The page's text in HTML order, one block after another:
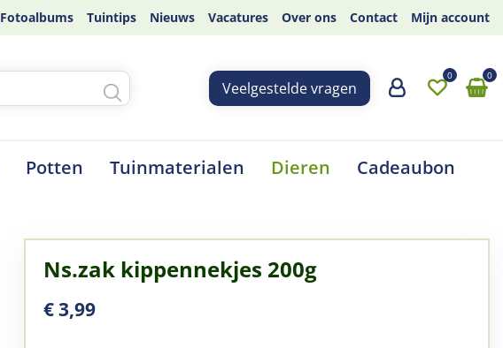
Fotoalbums Tuintips Nieuws Vacatures Over ons Contact Mijn account
Veelgestelde vragen
Potten Tuinmaterialen Dieren Cadeaubon
Ns.zak kippennekjes 200g
€3,99